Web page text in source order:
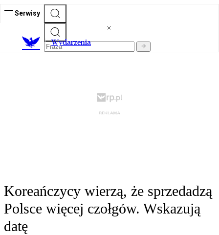
Serwisy
Wydarzenia
Koreańczycy wierzą, że sprzedadzą
Polsce więcej czołgów. Wskazują
datę